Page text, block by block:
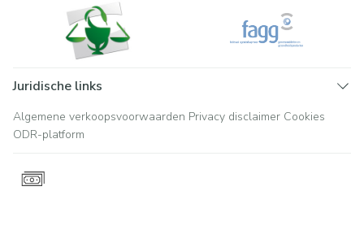
Juridische links
Algemene verkoopsvoorwaarden Privacy disclaimer Cookies
ODR-platform